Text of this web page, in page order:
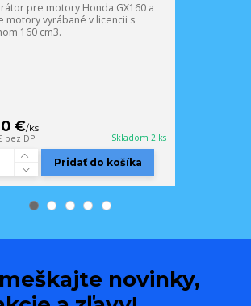
pre motory Honda GX160 a
motory vyrábané v licencii s
160 cm3.
€/ks
bez DPH Skladom 2 ks
Pridať do košíka
novinky,